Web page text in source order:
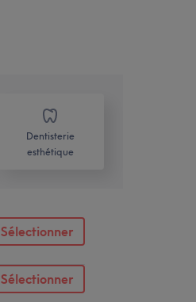
Dentisterie
esthétique
Sélectionner
Sélectionner